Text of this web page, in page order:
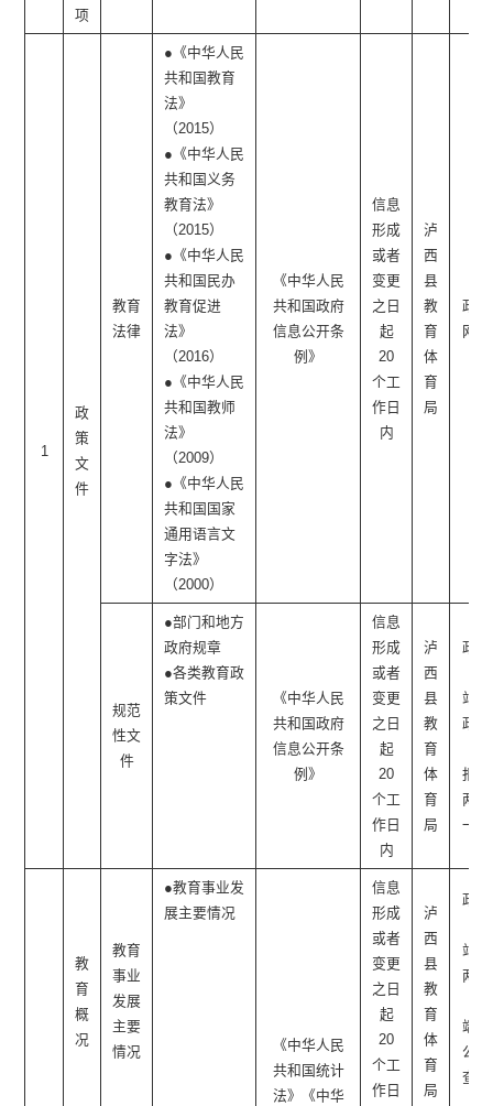
项
1
政
策
文
件
教育
法律
●《中华人民
共和国教育
法》
（2015）
●《中华人民
共和国义务
教育法》
（2015）
●《中华人民
共和国民办
教育促进
法》
（2016）
●《中华人民
共和国教师
法》
（2009）
●《中华人民
共和国国家
通用语言文
字法》
（2000）
《中华人民
共和国政府
信息公开条
例》
信息
形成
或者
变更
之日
起
20
个工
作日
内
泸
西
县
教
育
体
育
局
政府
网站
规范
性文
件
●部门和地方
政府规章
●各类教育政
策文件
《中华人民
共和国政府
信息公开条
例》
信息
形成
或者
变更
之日
起
20
个工
作日
内
泸
西
县
教
育
体
育
局
政府
站、
政府
报、
两微
一端
教
育
概
况
教育
事业
发展
主要
情况
●教育事业发
展主要情况
《中华人民
共和国统计
法》《中华
信息
形成
或者
变更
之日
起
20
个工
作日
泸
西
县
教
育
体
育
局
政府
站、
两微
端、
公开
查阅